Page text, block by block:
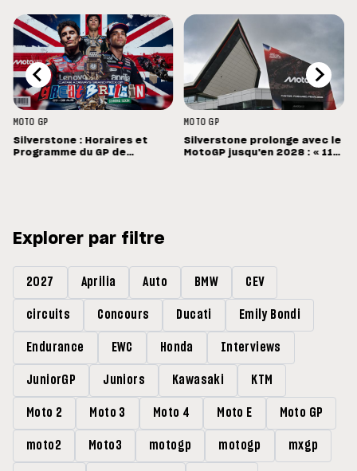
MOTO GP
Silverstone : Horaires et
Programme du GP de
MOTO GP
Silverstone prolonge avec le
MotoGP jusqu'en 2028 : « 11
Explorer par filtre
2027 Aprilia Auto BMW CEV
circuits Concours Ducati Emily Bondi
Endurance EWC Honda Interviews
JuniorGP Juniors Kawasaki KTM
Moto 2 Moto 3 Moto 4 Moto E Moto GP
moto2 Moto3 motogp motogp mxgp